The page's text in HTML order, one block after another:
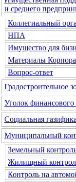
и среднего
Коллегиальный
НПА
Имущество для
Материалы
Вопрос-ответ
Градостроительное
Уголок
Социальная
Муниципальный
Земельный
Жилищный
Контроль на